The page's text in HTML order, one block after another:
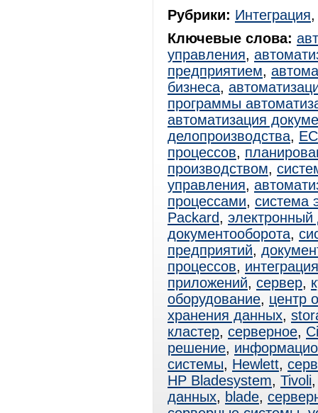
Рубрики: Интеграция
Ключевые слова:
управления,
предприятием,
бизнеса,
программы
автоматизация
делопроизводства,
процессов,
производством,
управления,
процессами, система
Packard, электронный
документооборота,
предприятий,
процессов, интеграция
приложений, сервер,
оборудование, центр
хранения данных,
кластер, серверное,
решение,
системы, Hewlett,
HP Bladesystem, Tivoli
данных, blade,